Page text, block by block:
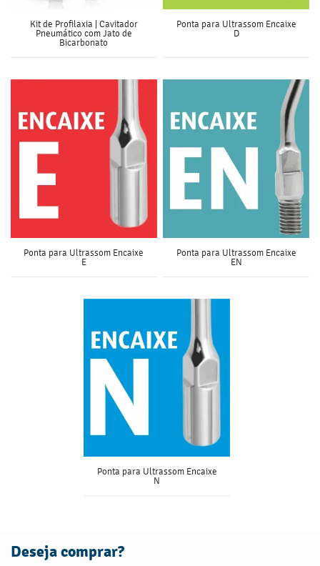
Kit de Profilaxia | Cavitador
Pneumático com Jato de
Bicarbonato
Ponta para Ultrassom Encaixe
D
Ponta para Ultrassom Encaixe
E
Ponta para Ultrassom Encaixe
EN
Ponta para Ultrassom Encaixe
N
Deseja comprar?